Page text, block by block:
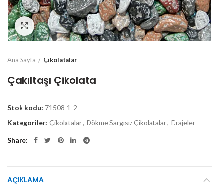
Click to enlarge
Ana Sayfa Çikolatalar
Çakıltaşı Çikolata
Stok kodu: 71508-1-2
Kategoriler: Çikolatalar, Dökme Sargısız Çikolatalar, Drajeler
Share
AÇIKLAMA